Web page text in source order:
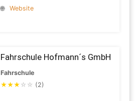
🌐
Website
Fahrschule Hofmann´s GmbH
Fahrschule
★★★ ☆ ☆ (2)